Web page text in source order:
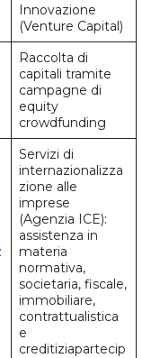
Innovazione
(Venture Capital)
Raccolta di
capitali tramite
campagne di
equity
crowdfunding
Servizi di
internazionalizza
zione alle
imprese
(Agenzia ICE):
assistenza in
materia
normativa,
societaria, fiscale,
immobiliare,
contrattualistica
e
creditiziapartecip